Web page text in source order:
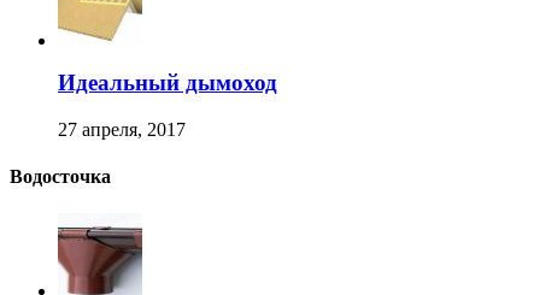
Идеальный дымоход
27 апреля, 2017
Водосточка